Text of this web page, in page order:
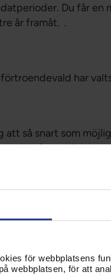
för webbplatsens
webbplatsen, för att
Du får en
år framåt. .
har
så snart som
alla våra
med lön
söker ledighet med